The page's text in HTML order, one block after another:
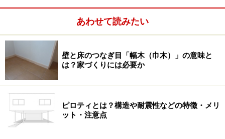
気質は生まれもったものであり、性格は後で形成される
ものです。よく言われるのは建築家との相性についてで
すが、相性はどちらかといえば性格の方が問題になりま
す。気質は性格以上に「もっと深く見極める」という意
味合いでとらえて下さい。
あわせて読みたい
壁と床のつなぎ目「幅木（巾木）」の意味と
は？家づくりには必要か
ピロティとは？構造や耐震性などの特徴・メリ
ット・注意点